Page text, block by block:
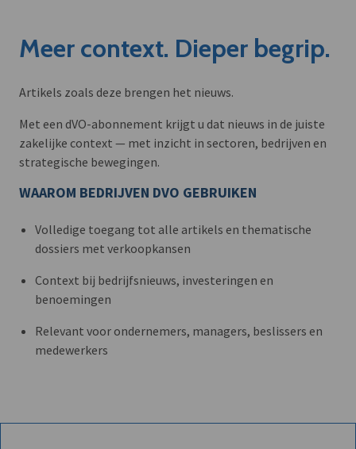
Meer context. Dieper begrip.
Artikels zoals deze brengen het nieuws.
Met een dVO-abonnement krijgt u dat nieuws in de juiste
zakelijke context — met inzicht in sectoren, bedrijven en
strategische bewegingen.
WAAROM BEDRIJVEN DVO GEBRUIKEN
Volledige toegang tot alle artikels en thematische
dossiers met verkoopkansen
Context bij bedrijfsnieuws, investeringen en
benoemingen
Relevant voor ondernemers, managers, beslissers en
medewerkers